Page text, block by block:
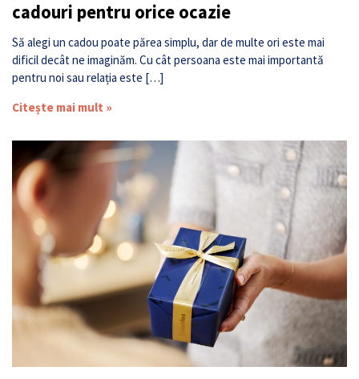
cadouri pentru orice ocazie
Să alegi un cadou poate părea simplu, dar de multe ori este mai
dificil decât ne imaginăm. Cu cât persoana este mai importantă
pentru noi sau relația este […]
Citește mai mult »